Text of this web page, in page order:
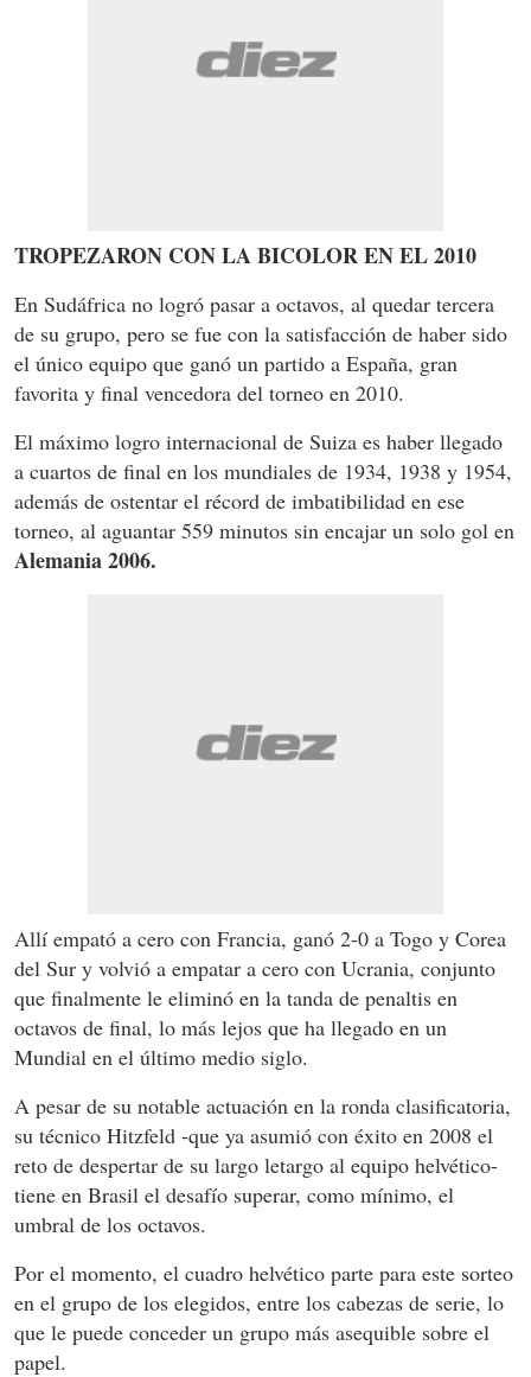
TROPEZARON CON LA BICOLOR EN EL 2010
En Sudáfrica no logró pasar a octavos, al quedar tercera
de su grupo, pero se fue con la satisfacción de haber sido
el único equipo que ganó un partido a España, gran
favorita y final vencedora del torneo en 2010.
El máximo logro internacional de Suiza es haber llegado
a cuartos de final en los mundiales de 1934, 1938 y 1954,
además de ostentar el récord de imbatibilidad en ese
torneo, al aguantar 559 minutos sin encajar un solo gol en
Alemania 2006.
Allí empató a cero con Francia, ganó 2-0 a Togo y Corea
del Sur y volvió a empatar a cero con Ucrania, conjunto
que finalmente le eliminó en la tanda de penaltis en
octavos de final, lo más lejos que ha llegado en un
Mundial en el último medio siglo.
A pesar de su notable actuación en la ronda clasificatoria,
su técnico Hitzfeld -que ya asumió con éxito en 2008 el
reto de despertar de su largo letargo al equipo helvético-
tiene en Brasil el desafío superar, como mínimo, el
umbral de los octavos.
Por el momento, el cuadro helvético parte para este sorteo
en el grupo de los elegidos, entre los cabezas de serie, lo
que le puede conceder un grupo más asequible sobre el
papel.